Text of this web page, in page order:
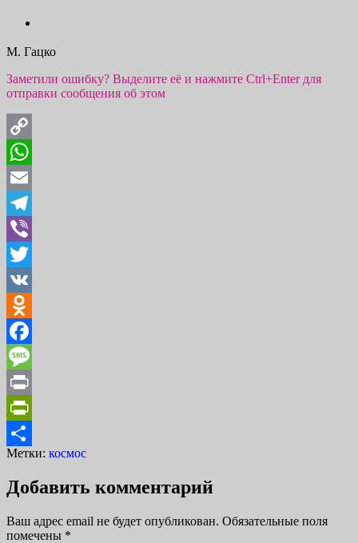
М. Гацко
Заметили ошибку? Выделите её и нажмите Ctrl+Enter для
отправки сообщения об этом
Copy
Link
WhatsApp
Email
Telegram
Viber
Twitter
VK
Odnoklassniki
Facebook
Message
Print
PrintFriendly
Отправить
Метки: космос
Добавить комментарий
Ваш адрес email не будет опубликован. Обязательные поля
помечены *